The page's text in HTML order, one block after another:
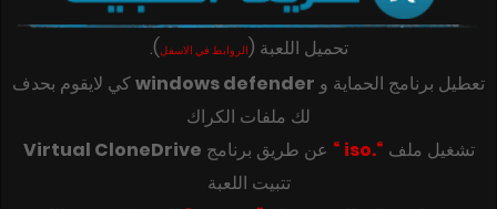
تحميل اللعبة (الروابط في الاسفل)
.
تعطيل برنامج الحماية و windows defenderكي لايقوم بحدف
لك ملفات الكراك
تشغيل ملف “.iso “ عن طريق برنامج Virtual CloneDrive
تتبيت اللعبة